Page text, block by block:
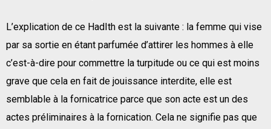
L’explication de ce HadIth est la suivante : la femme qui vise
par sa sortie en étant parfumée d’attirer les hommes à elle
c’est-à-dire pour commettre la turpitude ou ce qui est moins
grave que cela en fait de jouissance interdite, elle est
semblable à la fornicatrice parce que son acte est un des
actes préliminaires à la fornication. Cela ne signifie pas que